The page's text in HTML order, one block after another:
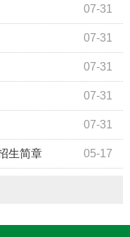
07-31
07-31
07-31
07-31
07-31
05-17
生简章